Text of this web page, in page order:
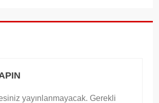
yayınlanmayacak. Gerekli